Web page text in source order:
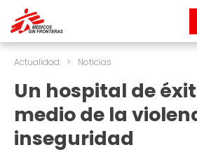
Actualidad > Noticias
Un hospital de
medio de la
inseguridad